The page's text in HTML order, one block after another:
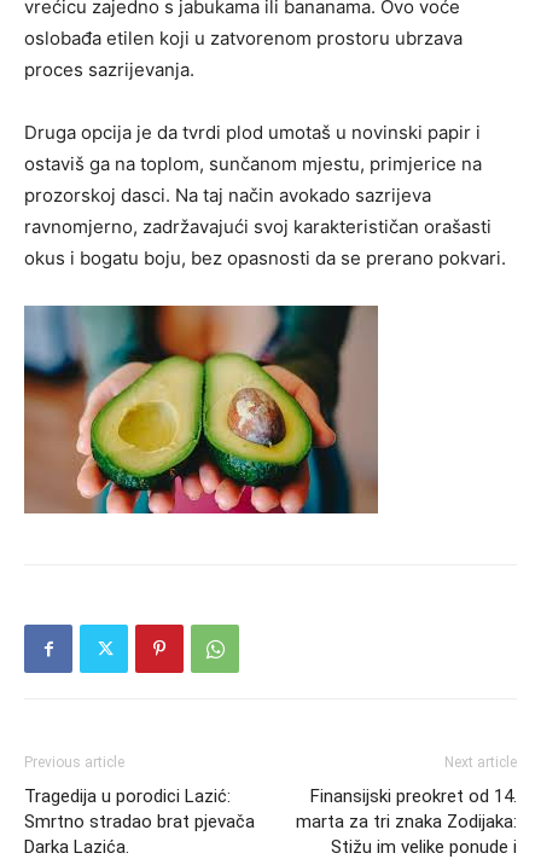
vrećicu zajedno s jabukama ili bananama. Ovo voće
oslobađa etilen koji u zatvorenom prostoru ubrzava
proces sazrijevanja.
Druga opcija je da tvrdi plod umotaš u novinski papir i
ostaviš ga na toplom, sunčanom mjestu, primjerice na
prozorskoj dasci. Na taj način avokado sazrijeva
ravnomjerno, zadržavajući svoj karakterističan orašasti
okus i bogatu boju, bez opasnosti da se prerano pokvari.
Previous article
Tragedija u porodici Lazić:
Smrtno stradao brat pjevača
Darka Lazića.
Next article
Finansijski preokret od 14.
marta za tri znaka Zodijaka:
Stižu im velike ponude i